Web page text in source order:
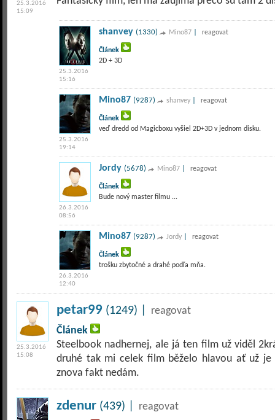
25.3.2016
15:09
25.3.2016
15:16
shanvey (1330) Mino87 reagovat
Článek
2D + 3D
25.3.2016
19:14
Mino87 (9287) shanvey reagovat
Článek
veď dredd od Magicboxu vyšiel 2D+3D v jednom disku.
26.3.2016
08:56
Jordy (5678) Mino87 reagovat
Článek
Bude nový master filmu ...
26.3.2016
12:40
Mino87 (9287) Jordy reagovat
Článek
trošku zbytočné a drahé podľa mňa.
25.3.2016
15:08
petar99 (1249) |
reagovat
Článek
Steelbook nadhernej, ale já ten film už viděl
druhé tak mi celek film běželo hlavou ať už
znova fakt nedám.
zdenur (439) |
reagovat